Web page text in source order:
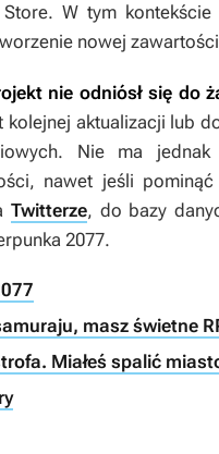
W tym
nowej
nie odniósł się do
aktualizacji lub
Nie ma
nawet jeśli
Twitterze, do bazy
2077.
masz świetne
Miałeś spalić